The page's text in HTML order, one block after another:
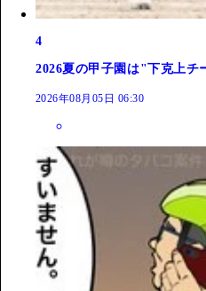
4
2026夏の甲子園は"下克上チ
2026年08月05日 06:30